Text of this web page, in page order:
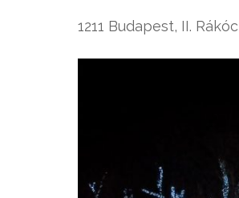
1211 Budapest, II.